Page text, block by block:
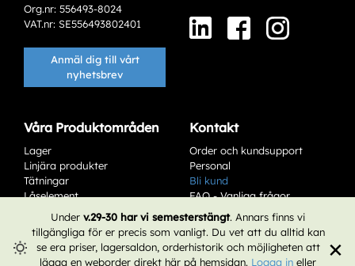
Under v.29-30 har vi semesterstängt. Annars finns vi
tillgängliga för er precis som vanligt. Du vet att du alltid kan
se era priser, lagersaldon, orderhistorik och möjligheten att
lägga en weborder direkt här på hemsidan. Logga in eller ×
Org.nr: 556493-8024
VAT.nr: SE556493802401
Anmäl dig till vårt
nyhetsbrev
Våra Produktområden
Lager
Linjära produkter
Tätningar
Låselement
Service & Underhåll
Kontakt
Order och kundsupport
Personal
Bli kund
FAQ - Vanliga frågor
Affärsvillkor